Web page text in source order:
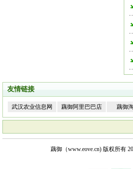
友情链接
武汉农业信息网 藕御阿里巴巴店 藕御
藕御（www.eove.cn) 版权所有